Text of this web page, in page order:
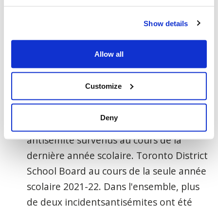
Show details
Allow all
Customize
Deny
Les événements antisémites sont en
augmentationdans les écoles de
l'Ontario, avecplusde50incidents
symboles de
antisémite survenusau cours dela
dernière année scolaire. Toronto District
School Board au cours de la seule année
scolaire 2021-22. Dans l'ensemble, plus
de deux incidentsantisémites ont été